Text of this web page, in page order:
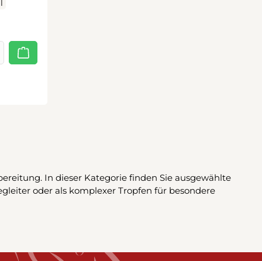
In dieser Kategorie finden Sie ausgewählte
oder als komplexer Tropfen für besondere